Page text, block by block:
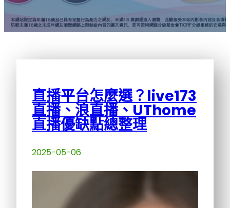
直播平台怎麼選？live173
直播、浪直播、UThome
直播優缺點總整理
2025-05-06